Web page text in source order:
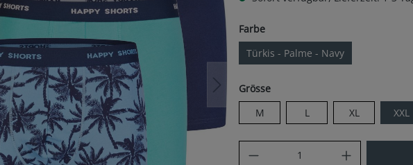
Farbeauswählen
Türkis - Palme - Navy
Grösseauswählen
M
L XL XXL
Produkt Anzahl: Gib